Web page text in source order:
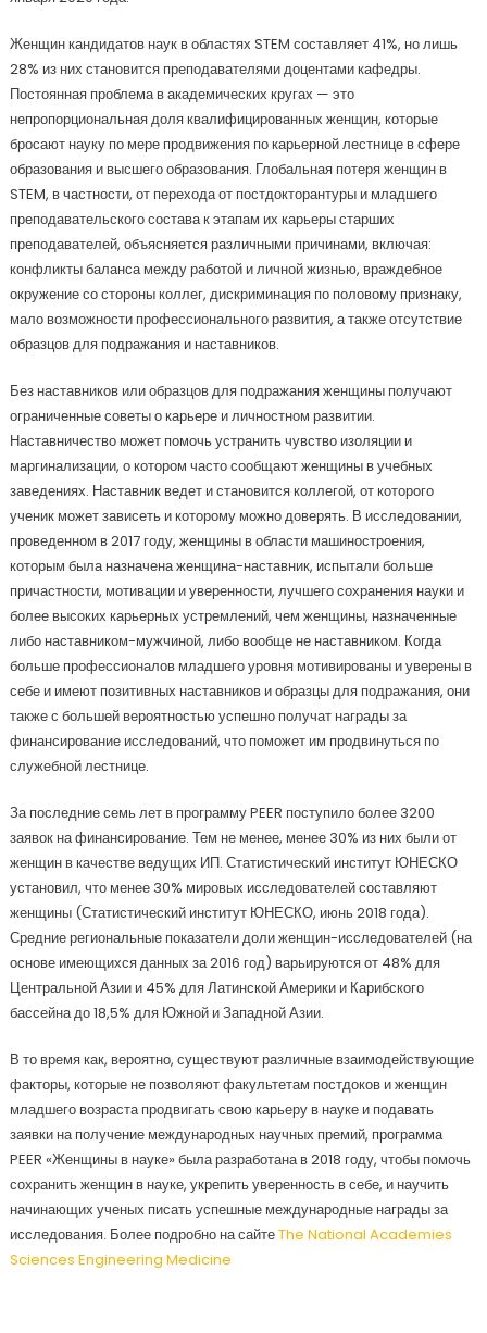
Женщин кандидатов наук в областях STEM составляет 41%, но лишь
28% из них становится преподавателями доцентами кафедры.
Постоянная проблема в академических кругах — это
непропорциональная доля квалифицированных женщин, которые
бросают науку по мере продвижения по карьерной лестнице в сфере
образования и высшего образования. Глобальная потеря женщин в
STEM, в частности, от перехода от постдокторантуры и младшего
преподавательского состава к этапам их карьеры старших
преподавателей, объясняется различными причинами, включая:
конфликты баланса между работой и личной жизнью, враждебное
окружение со стороны коллег, дискриминация по половому признаку,
мало возможности профессионального развития, а также отсутствие
образцов для подражания и наставников.
Без наставников или образцов для подражания женщины получают
ограниченные советы о карьере и личностном развитии.
Наставничество может помочь устранить чувство изоляции и
маргинализации, о котором часто сообщают женщины в учебных
заведениях. Наставник ведет и становится коллегой, от которого
ученик может зависеть и которому можно доверять. В исследовании,
проведенном в 2017 году, женщины в области машиностроения,
которым была назначена женщина-наставник, испытали больше
причастности, мотивации и уверенности, лучшего сохранения науки и
более высоких карьерных устремлений, чем женщины, назначенные
либо наставником-мужчиной, либо вообще не наставником. Когда
больше профессионалов младшего уровня мотивированы и уверены в
себе и имеют позитивных наставников и образцы для подражания, они
также с большей вероятностью успешно получат награды за
финансирование исследований, что поможет им продвинуться по
служебной лестнице.
За последние семь лет в программу PEER поступило более 3200
заявок на финансирование. Тем не менее, менее 30% из них были от
женщин в качестве ведущих ИП. Статистический институт ЮНЕСКО
установил, что менее 30% мировых исследователей составляют
женщины (Статистический институт ЮНЕСКО, июнь 2018 года).
Средние региональные показатели доли женщин-исследователей (на
основе имеющихся данных за 2016 год) варьируются от 48% для
Центральной Азии и 45% для Латинской Америки и Карибского
бассейна до 18,5% для Южной и Западной Азии.
В то время как, вероятно, существуют различные взаимодействующие
факторы, которые не позволяют факультетам постдоков и женщин
младшего возраста продвигать свою карьеру в науке и подавать
заявки на получение международных научных премий, программа
PEER «Женщины в науке» была разработана в 2018 году, чтобы помочь
сохранить женщин в науке, укрепить уверенность в себе, и научить
начинающих ученых писать успешные международные награды за
исследования. Более подробно на сайтеThe National Academies
Sciences Engineering Medicine